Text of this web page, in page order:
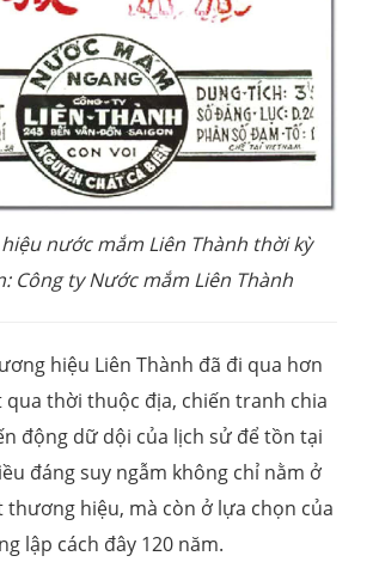
nước mắm Liên Thành thời kỳ
Công ty Nước mắm Liên Thành
hiệu Liên Thành đã đi qua hơn
thời thuộc địa, chiến tranh chia
động dữ dội của lịch sử để tồn tại
đáng suy ngẫm không chỉ nằm ở
hiệu, mà còn ở lựa chọn của
lập cách đây 120 năm.